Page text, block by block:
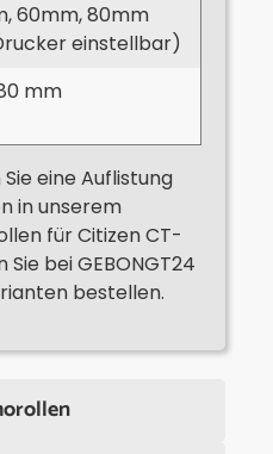
60mm, 80mm
einstellbar)
mm
eine Auflistung
in unserem
für Citizen CT-
bei GEBONGT24
bestellen.